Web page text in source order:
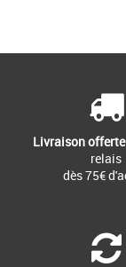
Livraison offerte
relais
dès 75€